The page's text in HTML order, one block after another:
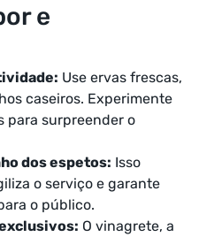
e
Use ervas frescas,
caseiros. Experimente
para surpreender o
dos espetos: Isso
o serviço e garante
o público.
O vinagrete, a